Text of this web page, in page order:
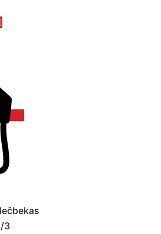
3